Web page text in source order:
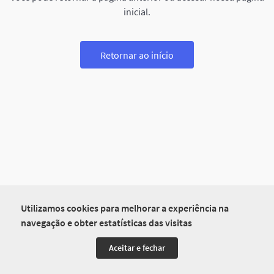
Utilizamos cookies para melhorar a experiência na
navegação e obter estatísticas das visitas
Aceitar e fechar
inicial.
Retornar ao início